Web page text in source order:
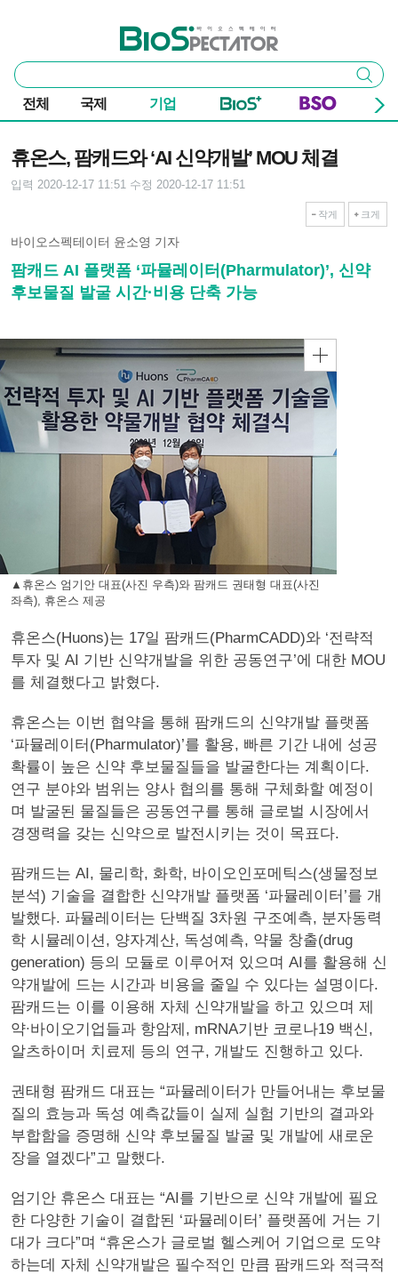
바이오스펙테이터
통
합
검
색
검색
전체 국제 기업
휴온스, 팜캐드와 ‘AI 신약개발’ MOU 체결
입력 2020-12-17 11:51 수정 2020-12-17 11:51
작게 크게
바이오스펙테이터 윤소영 기자
팜캐드 AI 플랫폼 ‘파뮬레이터(Pharmulator)’, 신약
후보물질 발굴 시간·비용 단축 가능
▲휴온스 엄기안 대표(사진 우측)와 팜캐드 권태형 대표(사진
좌측), 휴온스 제공
휴온스(Huons)는 17일 팜캐드(PharmCADD)와 ‘전략적
투자 및 AI 기반 신약개발을 위한 공동연구’에 대한 MOU
를 체결했다고 밝혔다.
휴온스는 이번 협약을 통해 팜캐드의 신약개발 플랫폼
‘파뮬레이터(Pharmulator)’를 활용, 빠른 기간 내에 성공
확률이 높은 신약 후보물질들을 발굴한다는 계획이다.
연구 분야와 범위는 양사 협의를 통해 구체화할 예정이
며 발굴된 물질들은 공동연구를 통해 글로벌 시장에서
경쟁력을 갖는 신약으로 발전시키는 것이 목표다.
팜캐드는 AI, 물리학, 화학, 바이오인포메틱스(생물정보
분석) 기술을 결합한 신약개발 플랫폼 ‘파뮬레이터’를 개
발했다. 파뮬레이터는 단백질 3차원 구조예측, 분자동력
학 시뮬레이션, 양자계산, 독성예측, 약물 창출(drug
generation) 등의 모듈로 이루어져 있으며 AI를 활용해 신
약개발에 드는 시간과 비용을 줄일 수 있다는 설명이다.
팜캐드는 이를 이용해 자체 신약개발을 하고 있으며 제
약∙바이오기업들과 항암제, mRNA기반 코로나19 백신,
알츠하이머 치료제 등의 연구, 개발도 진행하고 있다.
권태형 팜캐드 대표는 “파뮬레이터가 만들어내는 후보물
질의 효능과 독성 예측값들이 실제 실험 기반의 결과와
부합함을 증명해 신약 후보물질 발굴 및 개발에 새로운
장을 열겠다”고 말했다.
엄기안 휴온스 대표는 “AI를 기반으로 신약 개발에 필요
한 다양한 기술이 결합된 ‘파뮬레이터’ 플랫폼에 거는 기
대가 크다”며 “휴온스가 글로벌 헬스케어 기업으로 도약
하는데 자체 신약개발은 필수적인 만큼 팜캐드와 적극적